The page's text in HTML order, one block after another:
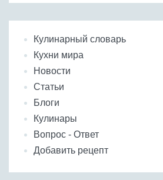
Кулинарный словарь
Кухни мира
Новости
Статьи
Блоги
Кулинары
Вопрос - Ответ
Добавить рецепт